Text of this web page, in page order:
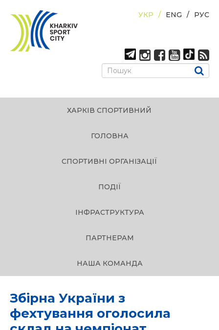
РУС
ENG
УКР
ХАРКІВ СПОРТИВНИЙ
ГОЛОВНА
СПОРТИВНІ ОРГАНІЗАЦІЇ
ПОДІЇ
ІНФРАСТРУКТУРА
ПАРТНЕРАМ
НАША КОМАНДА
Збірна України з
фехтування оголосила